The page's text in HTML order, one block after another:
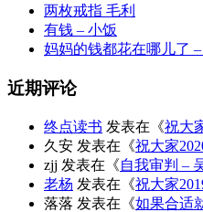
两枚戒指 毛利
有钱 – 小饭
妈妈的钱都花在哪儿了 –
近期评论
终点读书 发表在《祝大
久安 发表在《祝大家
zjj 发表在《自我审判 –
老杨 发表在《祝大家
落落 发表在《如果合适